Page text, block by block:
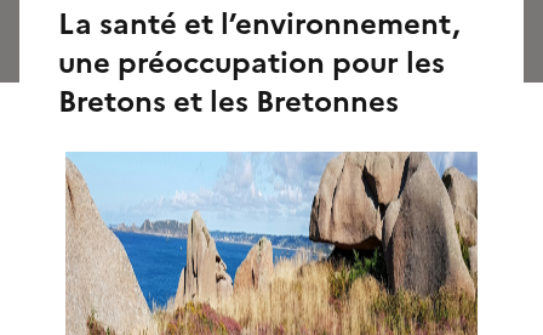
La santé et l’environnement,
une préoccupation pour les
Bretons et les Bretonnes